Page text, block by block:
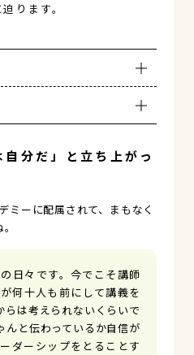
ります。
自分だ」と立ち上がっ
ミーに配属されて、まもなく
日々です。今でこそ講師
何十人も前にして講義を
らは考えられないくらいで
んと伝わっているか自信が
ダーシップをとることす